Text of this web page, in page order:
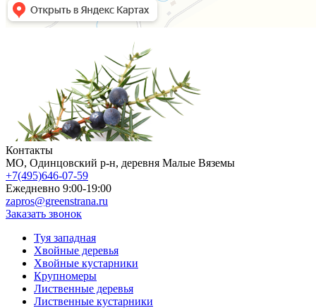
Контакты
МO, Одинцовский р-н, деревня Малые Вяземы
+7(495)646-07-59
Ежедневно 9:00-19:00
zapros@greenstrana.ru
Заказать звонок
Туя западная
Хвойные деревья
Хвойные кустарники
Крупномеры
Лиственные деревья
Лиственные кустарники